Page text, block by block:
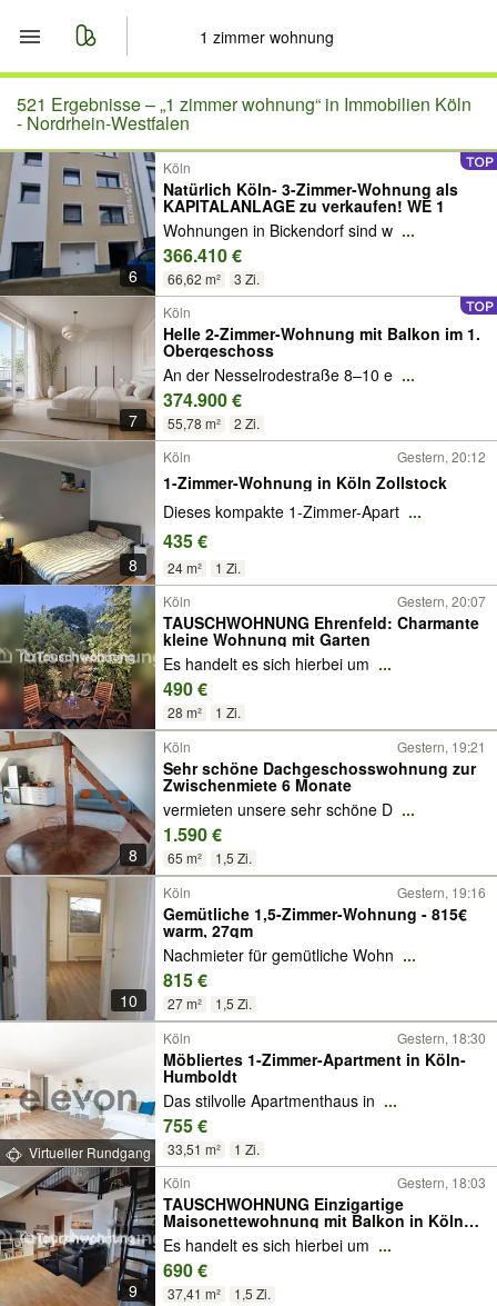
Start
Merkliste
Nachrichten
Anzeige aufgeben
521 Ergebnisse –„1 zimmer wohnung“ in Immobilien Köln
- Nordrhein-Westfalen
6
Köln
Natürlich Köln- 3-Zimmer-Wohnung als
KAPITALANLAGE zu verkaufen! WE 1
Wohnungen in Bickendorf sind w ...
366.410 €
66,62 m² 3 Zi.
7
Köln
Helle 2-Zimmer-Wohnung mit Balkon im 1.
Obergeschoss
An der Nesselrodestraße 8–10 e ...
374.900 €
55,78 m² 2 Zi.
8
Köln Gestern, 20:12
1-Zimmer-Wohnung in Köln Zollstock
Dieses kompakte 1-Zimmer-Apart ...
435 €
24 m²
1 Zi.
Köln
Gestern, 20:07
TAUSCHWOHNUNG Ehrenfeld: Charmante
kleine Wohnung mit Garten
Es handelt es sich hierbei um ...
490 €
28 m² 1 Zi.
8
Köln Gestern, 19:21
Sehr schöne Dachgeschosswohnung zur
Zwischenmiete 6 Monate
vermieten unsere sehr schöne D ...
1.590 €
65 m² 1,5 Zi.
10
Köln Gestern, 19:16
Gemütliche 1,5-Zimmer-Wohnung - 815€
warm, 27qm
Nachmieter für gemütliche Wohn ...
815 €
27 m² 1,5 Zi.
Virtueller Rundgang
Köln Gestern, 18:30
Möbliertes 1-Zimmer-Apartment in Köln-
Humboldt
Das stilvolle Apartmenthaus in ...
755 €
33,51 m² 1 Zi.
9
Köln Gestern, 18:03
TAUSCHWOHNUNG Einzigartige
Maisonettewohnung mit Balkon in Köln
Sülz
Es handelt es sich hierbei um ...
690 €
37,41 m² 1,5 Zi.